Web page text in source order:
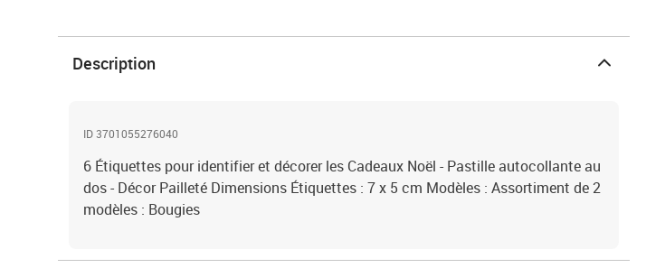
Description
ID 3701055276040
6 Étiquettes pour identifier et décorer les Cadeaux Noël - Pastille autocollante au
dos - Décor Pailleté Dimensions Étiquettes : 7 x 5 cm Modèles : Assortiment de 2
modèles : Bougies